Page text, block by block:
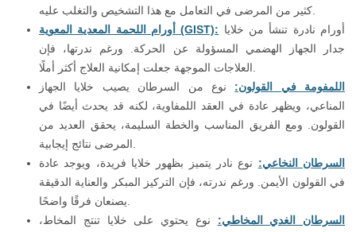
أورام اللحمة المعدية المعوية (GIST):
جدار الجهاز الهضمي المسؤولة عن الحركة. ورغم ندرتها، فإن
اللمفومة في القولون: نوع من السرطان يصيب خلايا الجهاز
المناعي، ويظهر عادة في العقد اللمفاوية، لكنه قد يحدث أيضًا في
القولون. ومع الفريق المناسب والخطة السليمة، يحقق العديد من
السرطان النخاعي: نوع نادر يتميز بظهور خلايا فريدة، ويوجد عادة
في القولون الأيمن. ورغم ندرته، فإن التركيز المبكر والعناية الدقيقة
السرطان الغدي المخاطي: نوع يحتوي على خلايا تنتج المخاط،